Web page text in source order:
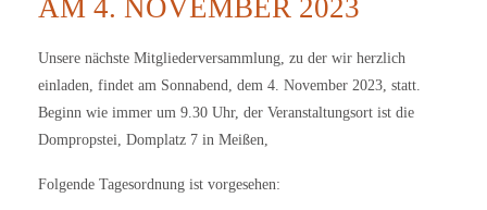
AM 4. NOVEMBER 2023
Unsere nächste Mitgliederversammlung, zu der wir herzlich
einladen, findet am Sonnabend, dem 4. November 2023, statt.
Beginn wie immer um 9.30 Uhr, der Veranstaltungsort ist die
Dompropstei, Domplatz 7 in Meißen,
Folgende Tagesordnung ist vorgesehen: